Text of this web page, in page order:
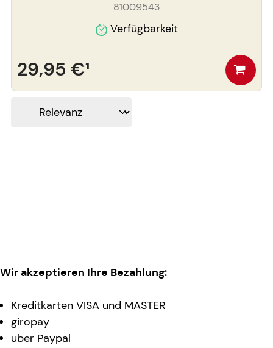
81009543
Verfügbarkeit
29,95 €¹
Wir akzeptieren Ihre Bezahlung:
Kreditkarten VISA und MASTER
giropay
über Paypal